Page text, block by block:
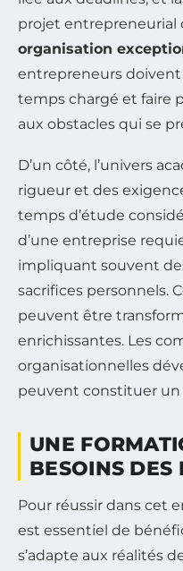
projet entrepreneurial
organisation
entrepreneurs
temps chargé et faire
aux obstacles qui se
D’un côté, l’univers
rigueur et des
temps d’étude
d’une entreprise
impliquant souvent
sacrifices personnels.
peuvent être
enrichissantes. Les
organisationnelles
peuvent constituer un
UNE
BESOINS DES
Pour réussir dans cet
est essentiel de
s’adapte aux réalités